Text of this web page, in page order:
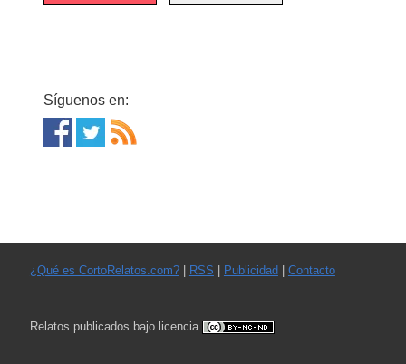
Síguenos en:
¿Qué es CortoRelatos.com?| RSS Publicidad Contacto
Relatos publicados bajo licencia